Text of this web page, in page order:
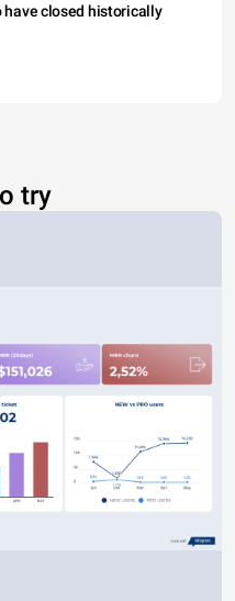
closed historically
try